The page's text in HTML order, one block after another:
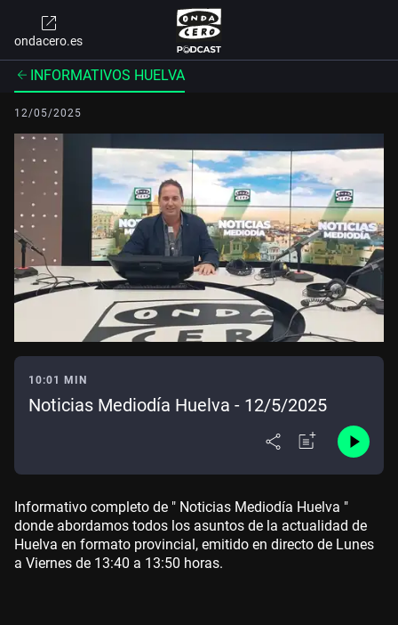
ondacero.es
INFORMATIVOS HUELVA
12/05/2025
10:01 MIN
Noticias Mediodía Huelva - 12/5/2025
Informativo completo de " Noticias Mediodía Huelva "
donde abordamos todos los asuntos de la actualidad de
Huelva en formato provincial, emitido en directo de Lunes
a Viernes de 13:40 a 13:50 horas.